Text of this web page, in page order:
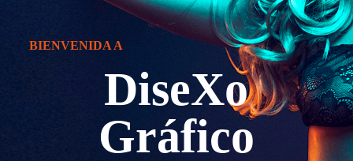
BIENVENIDA A
DiseXo
Gráfico